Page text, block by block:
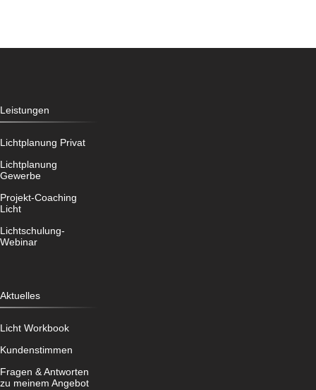
Leistungen
Lichtplanung Privat
Lichtplanung
Gewerbe
Projekt-Coaching
Licht
Lichtschulung-
Webinar
Aktuelles
Licht Workbook
Kundenstimmen
Fragen & Antworten
zu meinem Angebot